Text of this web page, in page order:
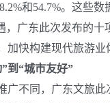
和54.7%。这些
，广东此次发布的
加快构建现代旅游
“城市友好”
不同，广东文旅此